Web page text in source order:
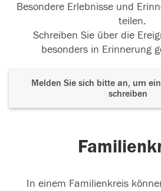
Besondere Erlebnisse und
teilen.
Schreiben Sie über die
besonders in Erinnerung
Melden Sie sich bitte an, um
schreiben
In einem Familienkreis